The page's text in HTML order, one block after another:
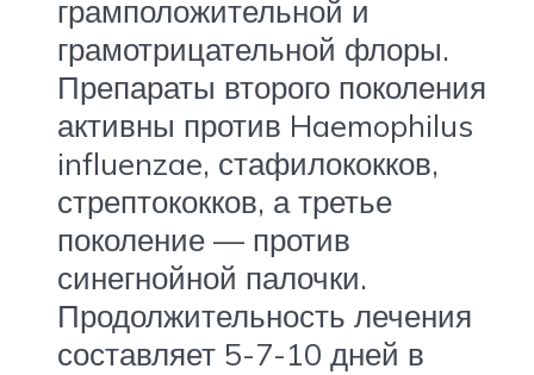
грамположительной и
грамотрицательной флоры.
Препараты второго поколения
активны против Haemophilus
influenzae, стафилококков,
стрептококков, а третье
поколение — против
синегнойной палочки.
Продолжительность лечения
составляет 5-7-10 дней в